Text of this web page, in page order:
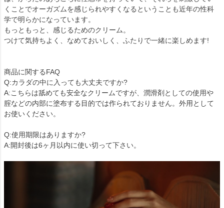
くことでオーガズムを感じられやすくなるということも近年の性科
学で明らかになっています。
もっともっと、感じるためのクリーム。
つけて気持ちよく、なめておいしく、ふたりで一緒に楽しめます!
商品に関するFAQ
Q:カラダの中に入っても大丈夫ですか?
A:こちらは舐めても安全なクリームですが、潤滑剤としての使用や
腟などの内部に塗布する目的では作られておりません。外用として
お使いください。
Q:使用期限はありますか?
A:開封後は6ヶ月以内に使い切って下さい。